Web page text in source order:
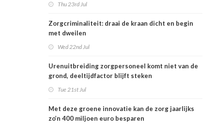
Thu 23rd Jul
Zorgcriminaliteit: draai de kraan dicht en begin
met dweilen
Wed 22nd Jul
Urenuitbreiding zorgpersoneel komt niet van de
grond, deeltijdfactor blijft steken
Tue 21st Jul
Met deze groene innovatie kan de zorg jaarlijks
zo’n 400 miljoen euro besparen